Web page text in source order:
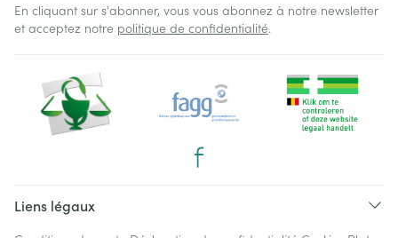
En cliquant sur s'abonner, vous vous abonnez à notre newsletter
et acceptez notre politique de confidentialité.
Liens légaux